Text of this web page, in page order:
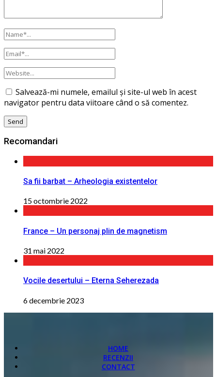
Salvează-mi numele, emailul și site-ul web în acest
navigator pentru data viitoare când o să comentez.
Recomandari
Sa fii barbat – Arheologia existentelor
15 octombrie 2022
France – Un personaj plin de magnetism
31 mai 2022
Vocile desertului – Eterna Seherezada
6 decembrie 2023
HOME
RECENZII
CONTACT